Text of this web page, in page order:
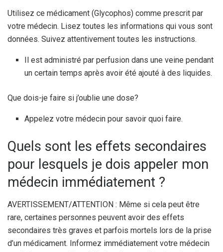
Utilisez ce médicament (Glycophos) comme prescrit par
votre médecin. Lisez toutes les informations qui vous sont
données. Suivez attentivement toutes les instructions.
Il est administré par perfusion dans une veine pendant
un certain temps après avoir été ajouté à des liquides.
Que dois-je faire si j’oublie une dose?
Appelez votre médecin pour savoir quoi faire.
Quels sont les effets secondaires
pour lesquels je dois appeler mon
médecin immédiatement ?
AVERTISSEMENT/ATTENTION : Même si cela peut être
rare, certaines personnes peuvent avoir des effets
secondaires très graves et parfois mortels lors de la prise
d’un médicament. Informez immédiatement votre médecin